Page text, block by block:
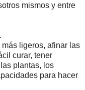
mismos y entre
ligeros, afinar las
curar, tener
plantas, los
para hacer